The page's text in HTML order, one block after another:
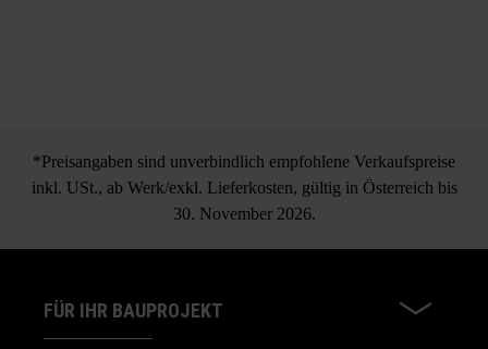
*Preisangaben sind unverbindlich empfohlene Verkaufspreise
inkl. USt., ab Werk/exkl. Lieferkosten, gültig in Österreich bis
30. November 2026.
FÜR IHR BAUPROJEKT